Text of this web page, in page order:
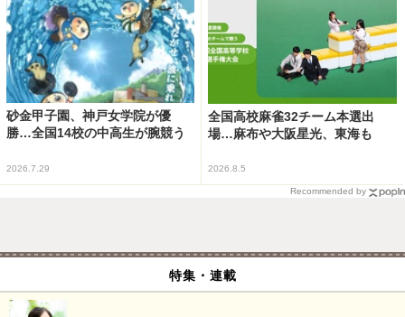
砂金甲子園、神戸女学院が優
勝…全国14校の中高生が腕競う
2026.7.29
全国高校麻雀32チーム本選出
場…麻布や大阪星光、東海も
2026.8.5
Recommended by
特集・連載